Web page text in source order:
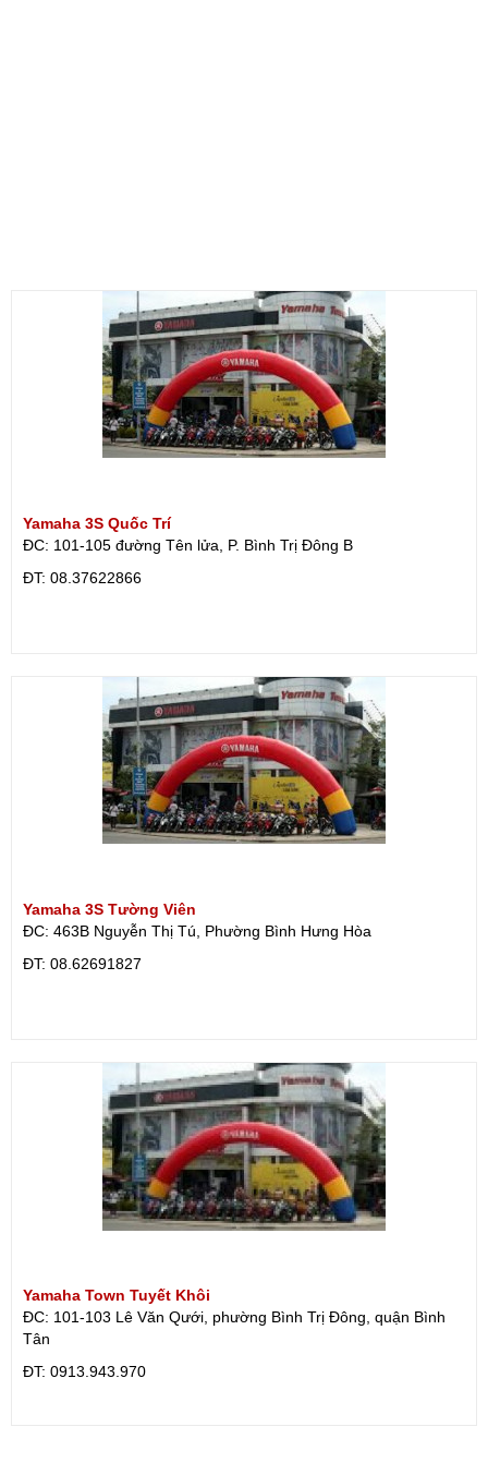
Yamaha 3S Quốc Trí
ĐC: 101-105 đường Tên lửa, P. Bình Trị Đông B
ÐT: 08.37622866
Yamaha 3S Tường Viên
ĐC: 463B Nguyễn Thị Tú, Phường Bình Hưng Hòa
ÐT: 08.62691827
Yamaha Town Tuyết Khôi
ĐC: 101-103 Lê Văn Qưới, phường Bình Trị Đông, quận Bình
Tân
ÐT: 0913.943.970